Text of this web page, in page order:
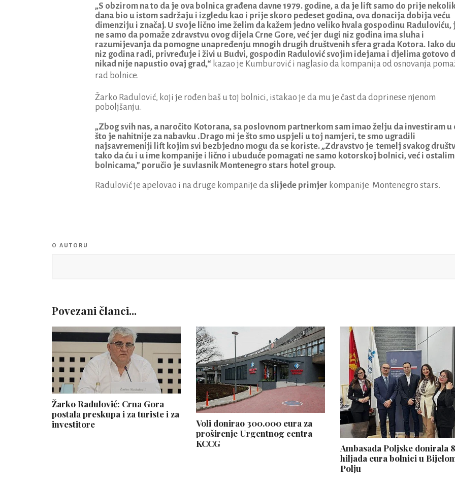
„S obzirom na to da je ova bolnica građena davne 1979. godine, a da je lift samo do prije
dana bio u istom sadržaju i izgledu kao i prije skoro pedeset godina, ova donacija dobija veću
dimenziju i značaj. U svoje lično ime želim da kažem jedno veliko hvala gospodinu Raduloviću,
ne samo da pomaže zdravstvu ovog dijela Crne Gore, već jer dugi niz godina ima sluha i
razumijevanja da pomogne unapređenju mnogih drugih društvenih sfera grada Kotora. Iako
niz godina radi, privređuje i živi u Budvi, gospodin Radulović svojim idejama i djelima gotovo
nikad nije napustio ovaj grad,“ kazao je Kumburović i naglasio da kompanija od osnovanja
rad bolnice.
Žarko Radulović, koji je rođen baš u toj bolnici, istakao je da mu je čast da doprinese njenom
poboljšanju.
„Zbog svih nas, a naročito Kotorana, sa poslovnom partnerkom sam imao želju da investiram u
što je nahitnije za nabavku .Drago mi je što smo uspjeli u toj namjeri, te smo ugradili
najsavremeniji lift kojim svi bezbjedno mogu da se koriste. „Zdravstvo je temelj svakog
tako da ću i u ime kompanije i lično i ubuduće pomagati ne samo kotorskoj bolnici, već i ostalim
bolnicama,” poručio je suvlasnik Montenegro stars hotel group.
Radulović je apelovao i na druge kompanije da slijede primjer kompanije Montenegro stars.
O AUTORU
Povezani članci...
Žarko Radulović: Crna Gora
postala preskupa i za turiste i za
investitore
Voli donirao 300.000 eura za
proširenje Urgentnog centra
KCCG
Ambasada Poljske donirala
hiljada eura bolnici u
Polju